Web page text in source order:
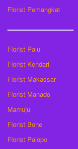
Florist Pemangkat
Florist Palu
Florist Kendari
Florist Makassar
Florist Manado
Mamuju
Florist Bone
Florist Palopo